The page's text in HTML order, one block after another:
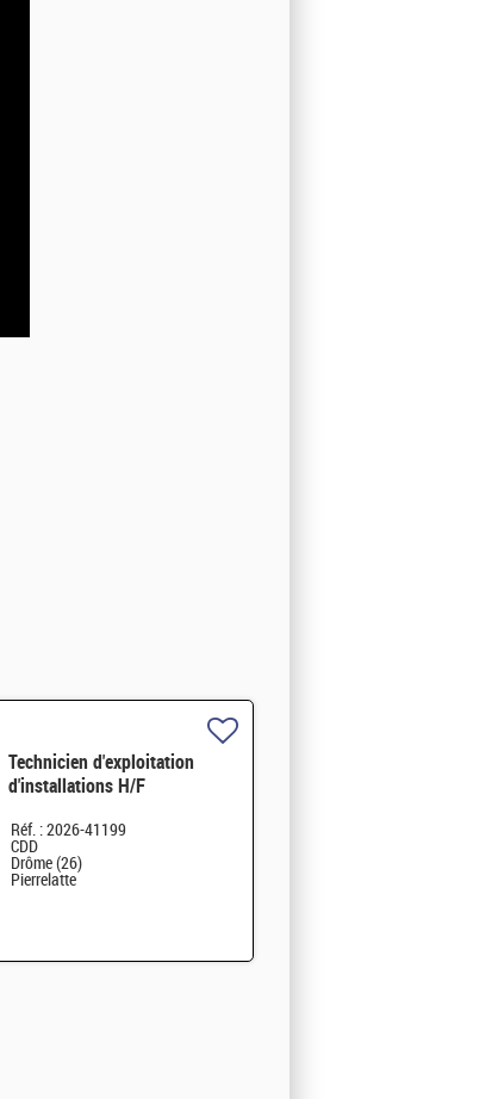
Technicien d'exploitation
d'installations H/F
Réf. : 2026-41199
CDD
Drôme (26)
Pierrelatte